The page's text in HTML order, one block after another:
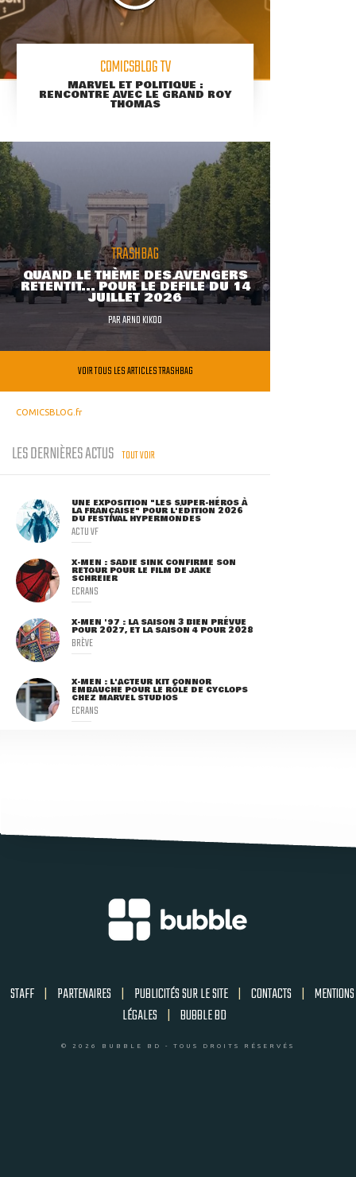
COMICSBLOG TV
MARVEL ET POLITIQUE :
RENCONTRE AVEC LE GRAND ROY
THOMAS
TRASHBAG
QUAND LE THÈME DES AVENGERS
RETENTIT... POUR LE DÉFILÉ DU 14
JUILLET 2026
PARARNO KIKOO
VOIR TOUS LES ARTICLES TRASHBAG
COMICSBLOG.fr
LES DERNIÈRES ACTUS TOUT VOIR
UNE EXPOSITION "LES SUPER-HÉROS À
LA FRANÇAISE" POUR L'ÉDITION 2026
DU FESTIVAL HYPERMONDES
ACTU VF
X-MEN : SADIE SINK CONFIRME SON
RETOUR POUR LE FILM DE JAKE
SCHREIER
ECRANS
X-MEN '97 : LA SAISON 3 BIEN PRÉVUE
POUR 2027, ET LA SAISON 4 POUR 2028
BRÈVE
X-MEN : L'ACTEUR KIT CONNOR
EMBAUCHÉ POUR LE RÔLE DE CYCLOPS
CHEZ MARVEL STUDIOS
ECRANS
STAFF | PARTENAIRES | PUBLICITÉS SUR LE SITE | CONTACTS | MENTIONS
LÉGALES | BUBBLE BD
© 2026 BUBBLE BD - TOUS DROITS RÉSERVÉS